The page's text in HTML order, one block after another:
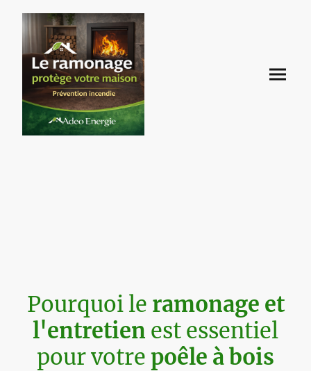
Pourquoi le ramonage et
l'entretien est essentiel
pour votre poêle à bois